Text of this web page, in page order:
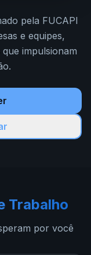
pela FUCAPI
e equipes,
impulsionam
Trabalho
por você